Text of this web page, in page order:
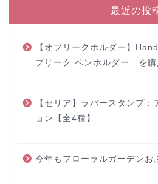
最近の投
【オブリークホルダー】
ブリーク ペンホルダー を購
【セリア】ラバースタンプ
ョン【全4種】
今年もフローラルガーデンお